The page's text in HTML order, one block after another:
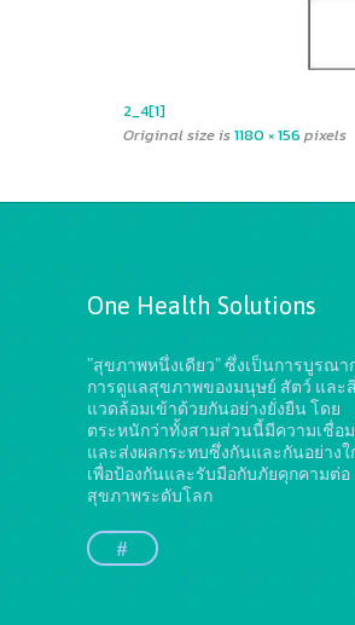
2_4[1]
Original size is1180 × 156 pixels
One Health Solutions
"สุขภาพหนึ่งเดียว" ซึ่งเป็นการบูรณา
การดูแลสุขภาพของมนุษย์ สัตว์ และ
แวดล้อมเข้าด้วยกันอย่างยั่งยืนโดย
ตระหนักว่าทั้งสามส่วนนี้มีความเชื่อม
และส่งผลกระทบซึ่งกันและกันอย่าง
เพื่อป้องกันและรับมือกับภัยคุกคามต่อ
สุขภาพระดับโลก
#